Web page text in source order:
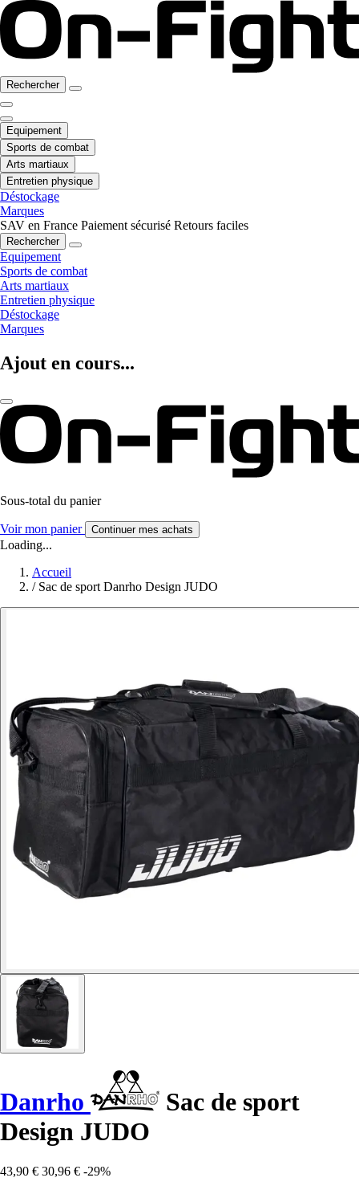
Rechercher
Equipement
Sports de combat
Arts martiaux
Entretien physique
Déstockage
Marques
SAV en France Paiement sécurisé Retours faciles
Rechercher
Equipement
Sports de combat
Arts martiaux
Entretien physique
Déstockage
Marques
Ajout en cours...
Sous-total du panier
Voir mon panier Continuer mes achats
Loading...
Accueil
/ Sac de sport Danrho Design JUDO
Danrho
Sac de sport
Design JUDO
43,90 € 30,96 € -29%